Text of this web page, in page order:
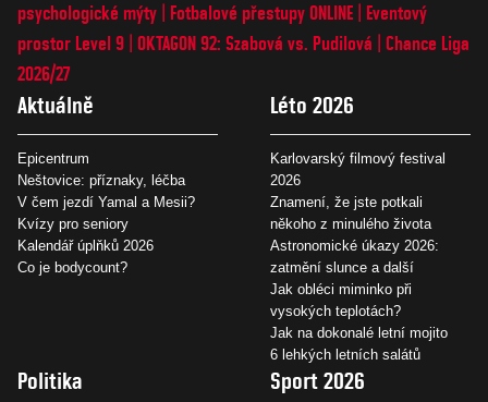
psychologické mýty
Fotbalové přestupy ONLINE
Eventový
prostor Level 9 OKTAGON 92: Szabová vs. Pudilová
Chance Liga
2026/27
Aktuálně
Epicentrum
Neštovice: příznaky, léčba
V čem jezdí Yamal a Mesii?
Kvízy pro seniory
Kalendář úplňků 2026
Co je bodycount?
Léto 2026
Karlovarský filmový festival
2026
Znamení, že jste potkali
někoho z minulého života
Astronomické úkazy 2026:
zatmění slunce a další
Jak obléci miminko při
vysokých teplotách?
Jak na dokonalé letní mojito
6 lehkých letních salátů
Politika Sport 2026